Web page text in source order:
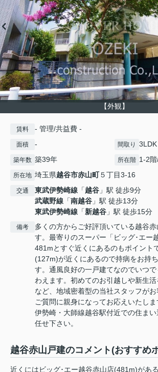
【外観】
賃料 - 管理/共益費 -
面積 - 間取り
築年数 築39年 所在階 1-2
所在地 埼玉県越谷市赤山町５丁目3-16
交通 東武伊勢崎線 「越谷 」駅 徒歩9分
武蔵野線 「南越谷 」駅 徒歩13分
東武伊勢崎線 「新越谷 」駅 徒歩15分
備考
多くの方からご好評頂いている越谷
す。最寄りのスーパー「ビッグ･エー
481mとすぐ近くにあるのもポイント
(127m)が近くにあるので持病をお持
す。通風良好の一戸建てなのでいつ
わえます。初めてのお引越しや新生
など、地域密着型の当社スタッフが
ご質問に親身になってお応えいたし
伊勢崎・大師線越谷駅付近での住ま
任せ下さい。
越谷赤山戸建のコメント(おすすめ
近くにはビッグ･エー越谷赤山店(481m)があ